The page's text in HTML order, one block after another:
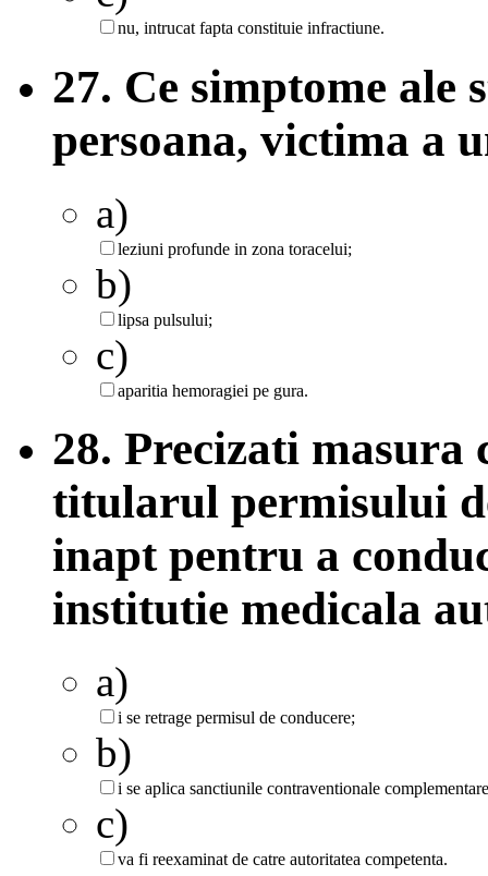
nu, intrucat fapta constituie infractiune.
27. Ce simptome ale
persoana, victima a
a)
leziuni profunde in zona toracelui;
b)
lipsa pulsului;
c)
aparitia hemoragiei pe gura.
28. Precizati masura
titularul permisului
inapt pentru a
institutie medicala
a)
i se retrage permisul de conducere;
b)
i se aplica sanctiunile contraventionale
c)
va fi reexaminat de catre autoritatea competenta.